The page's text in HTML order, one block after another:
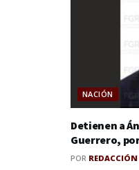
NACIÓN
Detienen a
Guerrero,
POR REDACCIÓN